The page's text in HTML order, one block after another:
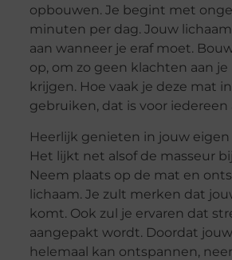
opbouwen. Je begint met
minuten per dag. Jouw
aan wanneer je eraf moet.
op, om zo geen klachten aan
krijgen. Hoe vaak je deze mat
gebruiken, dat is voor iedereen
Heerlijk genieten in jouw
Het lijkt net alsof de masseur
Neem plaats op de mat en
lichaam. Je zult merken dat
komt. Ook zul je ervaren dat
aangepakt wordt. Doordat
helemaal kan ontspannen,